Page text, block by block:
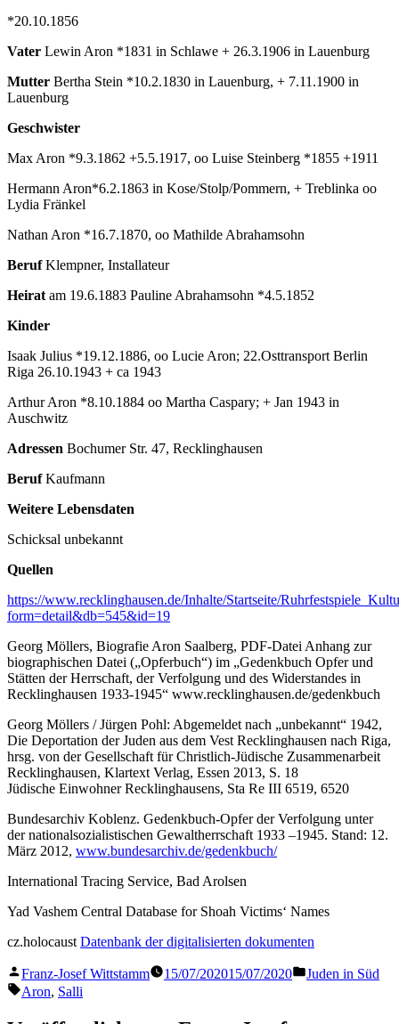
*20.10.1856
Vater Lewin Aron *1831 in Schlawe + 26.3.1906 in Lauenburg
Mutter Bertha Stein *10.2.1830 in Lauenburg, + 7.11.1900 in
Lauenburg
Geschwister
Max Aron *9.3.1862 +5.5.1917, oo Luise Steinberg *1855 +1911
Hermann Aron*6.2.1863 in Kose/Stolp/Pommern, + Treblinka oo
Lydia Fränkel
Nathan Aron *16.7.1870, oo Mathilde Abrahamsohn
BerufKlempner, Installateur
Heirat am 19.6.1883 Pauline Abrahamsohn *4.5.1852
Kinder
Isaak Julius *19.12.1886, oo Lucie Aron; 22.Osttransport Berlin
Riga 26.10.1943 + ca 1943
Arthur Aron *8.10.1884 oo Martha Caspary; + Jan 1943 in
Auschwitz
Adressen Bochumer Str. 47, Recklinghausen
BerufKaufmann
Weitere Lebensdaten
Schicksal unbekannt
Quellen
https://www.recklinghausen.de/Inhalte/Startseite/
form=detail&db=545&id=19
Georg Möllers, Biografie Aron Saalberg, PDF-Datei Anhang zur
biographischen Datei („Opferbuch“) im „Gedenkbuch Opfer und
Stätten der Herrschaft, der Verfolgung und des Widerstandes in
Recklinghausen 1933-1945“ www.recklinghausen.de/gedenkbuch
Georg Möllers / Jürgen Pohl: Abgemeldet nach „unbekannt“ 1942,
Die Deportation der Juden aus dem Vest Recklinghausen nach Riga,
hrsg. von der Gesellschaft für Christlich-Jüdische Zusammenarbeit
Recklinghausen, Klartext Verlag, Essen 2013, S. 18
Jüdische Einwohner Recklinghausens, Sta Re III 6519, 6520
Bundesarchiv Koblenz. Gedenkbuch-Opfer der Verfolgung unter
der nationalsozialistischen Gewaltherrschaft 1933 –1945. Stand: 12.
März 2012, www.bundesarchiv.de/gedenkbuch/
International Tracing Service, Bad Arolsen
Yad Vashem Central Database for Shoah Victims‘ Names
cz.holocaust Datenbank der digitalisierten dokumenten
Veröffentlicht
von
Franz-Josef Wittstamm 15/07/202015/07/2020
Veröffentlicht
Juden in Süd
Schlagwörter:
Aron, Salli